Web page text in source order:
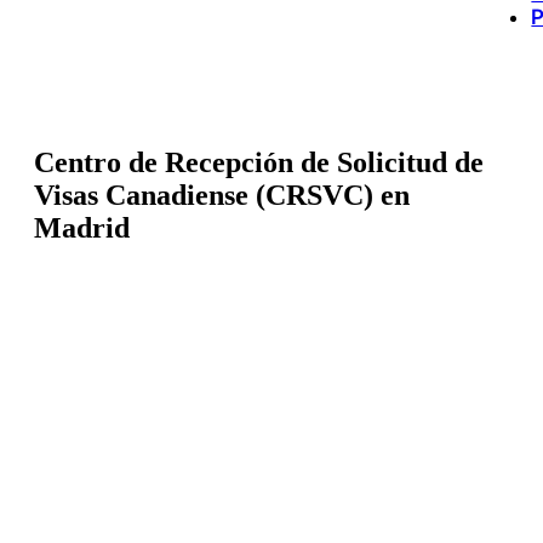
Centro de Recepción de Solicitud de
Visas Canadiense (CRSVC) en
Madrid